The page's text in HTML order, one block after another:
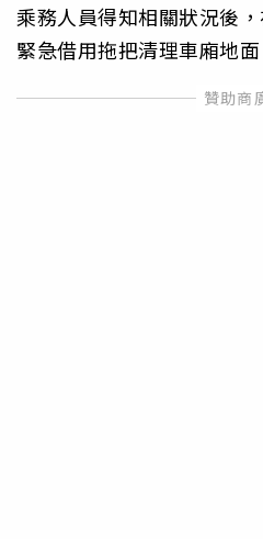
乘務人員得知相關狀況後
緊急借用拖把清理車廂地